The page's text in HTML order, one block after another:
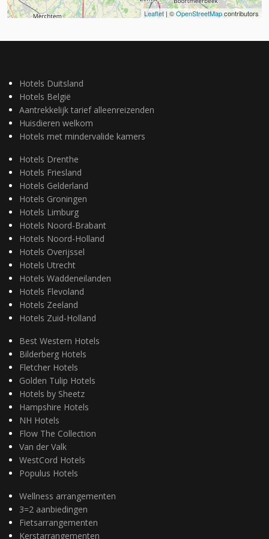
Leaflet | ©OpenStreetMapcontributors
Hotels Duitsland
Hotels België
Aantrekkelijk tarief alleenreizenden
Huisdieren welkom
Hotels met mindervalide kamers
Hotels Drenthe
Hotels Friesland
Hotels Gelderland
Hotels Groningen
Hotels Limburg
Hotels Noord-Brabant
Hotels Noord-Holland
Hotels Overijssel
Hotels Utrecht
Hotels Waddeneilanden
Hotels Flevoland
Hotels Zeeland
Hotels Zuid-Holland
Best Western Hotels
Bilderberg Hotels
Fletcher Hotels
Golden Tulip Hotels
Hotels by Sheetz
Hampshire Hotels
NH Hotels
Flow The Collection
Van der Valk
WestCord Hotels
Populus Hotels
Wellness arrangementen
3=2 aanbiedingen
Fietsarrangementen
Kerstarrangementen